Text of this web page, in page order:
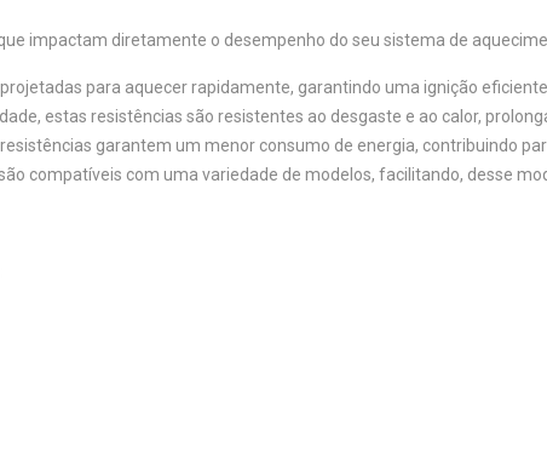
impactam diretamente o desempenho do seu sistema de
para aquecer rapidamente, garantindo uma ignição eficiente
estas resistências são resistentes ao desgaste e ao calor,
garantem um menor consumo de energia, contribuindo
compatíveis com uma variedade de modelos, facilitando, desse